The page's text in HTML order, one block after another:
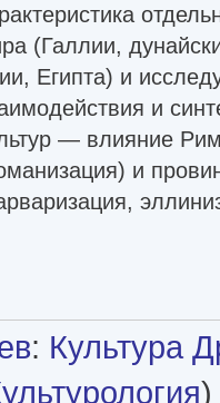
(Галлии,
Египта) и
и
— влияние
и
: Культура
)